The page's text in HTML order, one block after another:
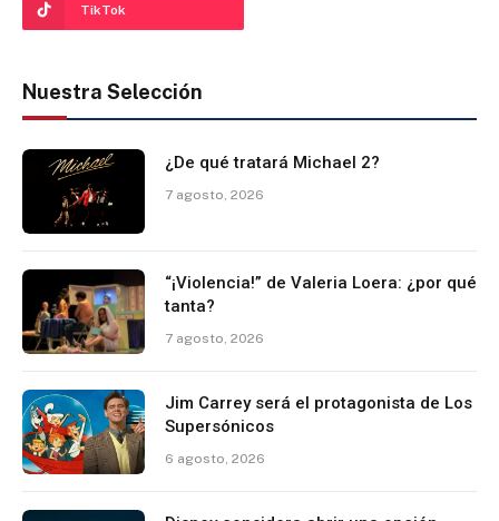
TikTok
Nuestra Selección
¿De qué tratará Michael 2?
7 agosto, 2026
“¡Violencia!” de Valeria Loera: ¿por qué
tanta?
7 agosto, 2026
Jim Carrey será el protagonista de Los
Supersónicos
6 agosto, 2026